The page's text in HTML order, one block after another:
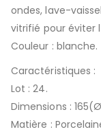
ondes, lave-
vitrifié pour éviter
Couleur : blanche.
Caractéristiques :
Lot : 24.
Dimensions :
Matière :